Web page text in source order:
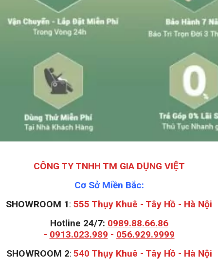
CÔNG TY TNHH TM GIA DỤNG VIỆT
Cơ Sở Miền Bắc:
SHOWROOM 1: 555 Thụy Khuê - Tây Hồ - Hà Nội
Hotline 24/7: 0989.88.66.86
- 0913.023.989 - 056.929.9999
SHOWROOM 2: 540 Thụy Khuê - Tây Hồ - Hà Nội